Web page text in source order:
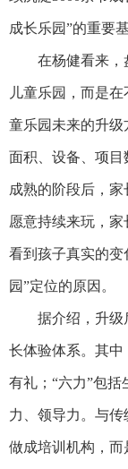
成长乐园”的重要基
在杨健看来，盘
儿童乐园，而是
童乐园未来的升
面积、设备、项
成熟的阶段后，
愿意持续来玩，
看到孩子真实的变
园”定位的原因。
据介绍，升级后
长体验体系。其中
有礼；“六力”包
力、领导力。与
做成培训机构，